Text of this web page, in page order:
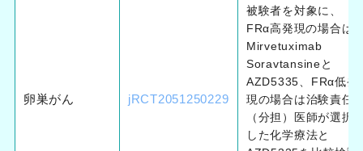
卵巣がん jRCT2051250229
被験者を対象に、
FRα高発現の場合は
Mirvetuximab
Soravtansineと
AZD5335、FRα低発
現の場合は治験責任
（分担）医師が選択
した化学療法と